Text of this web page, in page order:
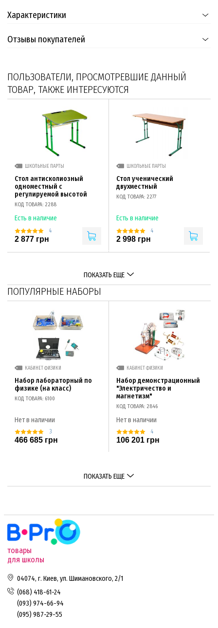
Характеристики
Отзывы покупателей
ПОЛЬЗОВАТЕЛИ, ПРОСМОТРЕВШИЕ ДАННЫЙ
ТОВАР, ТАКЖЕ ИНТЕРЕСУЮТСЯ
ШКОЛЬНЫЕ ПАРТЫ
Стол антисколиозный
одноместный с
регулируемой высотой
КОД ТОВАРА: 2288
Есть в наличие
4
2 877 грн
ШКОЛЬНЫЕ ПАРТЫ
Стол ученический
двухместный
КОД ТОВАРА: 2277
Есть в наличие
4
2 998 грн
ПОКАЗАТЬ ЕЩЕ
ПОПУЛЯРНЫЕ НАБОРЫ
КАБИНЕТ ФИЗИКИ
Набор лабораторный по
физике (на класс)
КОД ТОВАРА: 6100
Нет в наличии
3
466 685 грн
КАБИНЕТ ФИЗИКИ
Набор демонстрационный
"Электричество и
магнетизм"
КОД ТОВАРА: 2846
Нет в наличии
4
106 201 грн
ПОКАЗАТЬ ЕЩЕ
товары
для школы
04074, г. Киев, ул. Шимановского, 2/1
(068) 418-61-24
(093) 974-66-94
(095) 987-29-55